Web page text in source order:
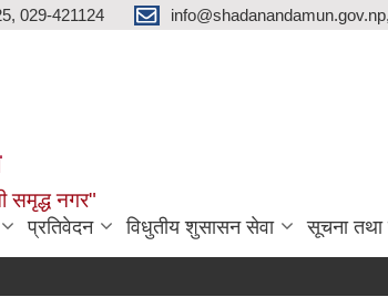
029-421124
समृद्ध नगर"
प्रतिवेदन विधुतीय शुसासन सेवा सूचना तथा